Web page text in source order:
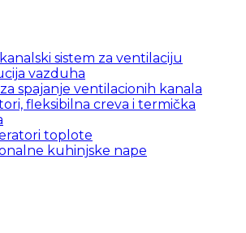
sistem za ventilaciju
vazduha
spajanje ventilacionih kanala
fleksibilna creva i termička
toplote
kuhinjske nape